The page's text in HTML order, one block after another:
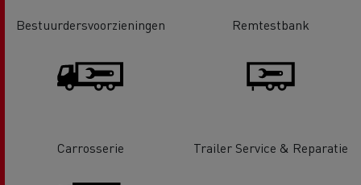
Bestuurdersvoorzieningen Remtestbank
Carrosserie Trailer Service & Reparatie